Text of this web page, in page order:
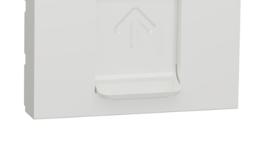
Prize și fișe industriale
Suporturi de fixare
Variator de tensiune
Întrerupătoare